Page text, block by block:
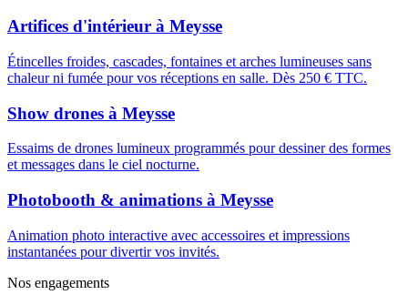
Artifices d'intérieur à Meysse
Étincelles froides, cascades, fontaines et arches lumineuses sans
chaleur ni fumée pour vos réceptions en salle. Dès 250 € TTC.
Show drones à Meysse
Essaims de drones lumineux programmés pour dessiner des formes
et messages dans le ciel nocturne.
Photobooth & animations à Meysse
Animation photo interactive avec accessoires et impressions
instantanées pour divertir vos invités.
Nos engagements